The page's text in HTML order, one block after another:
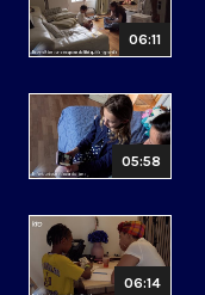
06:11
05:58
06:14